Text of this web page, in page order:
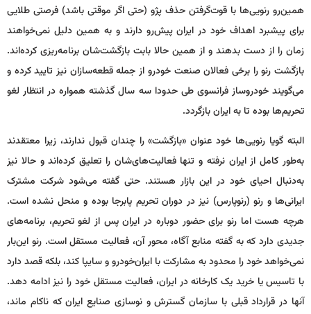
همین‌رو رنویی‌ها با قوت‌گرفتن حذف پژو (حتی اگر موقتی باشد) فرصتی طلایی
برای پیشبرد اهداف خود در ایران پیش‌رو دارند و به همین دلیل نمی‌خواهند
زمان را از دست بدهند و از همین حالا بابت بازگشت‌شان برنامه‌ریزی کرده‌اند.
بازگشت رنو را برخی فعالان صنعت خودرو از جمله قطعه‌سازان نیز تایید کرده و
می‌گویند خودروساز فرانسوی طی حدودا سه سال گذشته همواره در انتظار لغو
تحریم‌ها بوده تا به ایران بازگردد.
البته گویا رنویی‌ها خود عنوان «بازگشت» را چندان قبول ندارند، زیرا معتقدند
به‌طور کامل از ایران نرفته و تنها فعالیت‌های‌شان را تعلیق کرده‌اند و حالا نیز
به‌دنبال احیای خود در این بازار هستند. حتی گفته می‌شود شرکت مشترک
ایرانی‌ها و رنو (رنوپارس) نیز در دوران تحریم پابرجا بوده و منحل نشده است.
هرچه هست اما رنو برای حضور دوباره در ایران پس از لغو تحریم، برنامه‌های
جدیدی دارد که به گفته منابع آگاه، محور آن، فعالیت مستقل است. رنو این‌بار
نمی‌خواهد خود را محدود به مشارکت با ایران‌خودرو و سایپا کند، بلکه قصد دارد
با تاسیس یا خرید یک کارخانه در ایران، فعالیت مستقل خود را نیز ادامه دهد.
آنها در قرارداد قبلی با سازمان گسترش و نوسازی صنایع ایران که ناکام ماند،